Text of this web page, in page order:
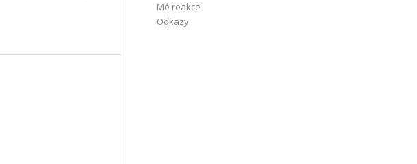
Mé reakce
Odkazy